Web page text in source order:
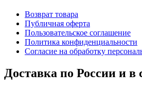
Возврат товара
Публичная оферта
Пользовательское соглашение
Политика конфиденциальности
Согласие на обработку
Доставка по России и